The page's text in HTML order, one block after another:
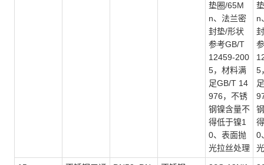
垫圈/65M
n、法兰密
封垫/形状
参考GB/T
12459-200
5，材料满
足GB/T 14
976，不锈
钢镍含量不
得低于镍1
0、表面抛
光拉丝处理
n
5
0